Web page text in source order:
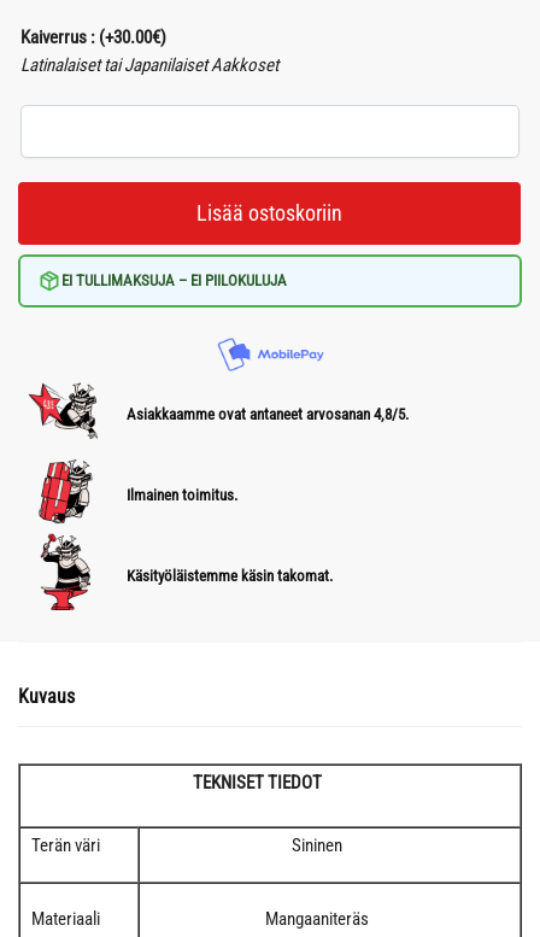
Kaiverrus : (+30.00€)
Latinalaiset tai Japanilaiset Aakkoset
Lisää ostoskoriin
EI TULLIMAKSUJA – EI PIILOKULUJA
Asiakkaamme ovat antaneet arvosanan 4,8/5.
Ilmainen toimitus.
Käsityöläistemme käsin takomat.
Kuvaus
TEKNISET TIEDOT
Terän väri Sininen
Materiaali Mangaaniteräs